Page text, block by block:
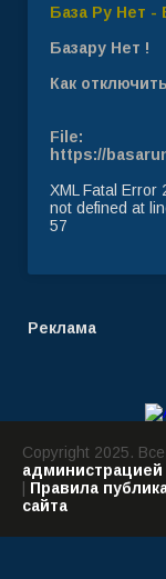
База Ру Нет -
Базару Нет !
Как
File:
https://
XML Fatal Error
not defined at
57
Реклама
Copyright 2025.
администрацией
Правила
сайта